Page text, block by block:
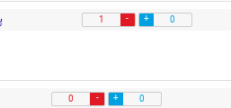
0
1
0
0